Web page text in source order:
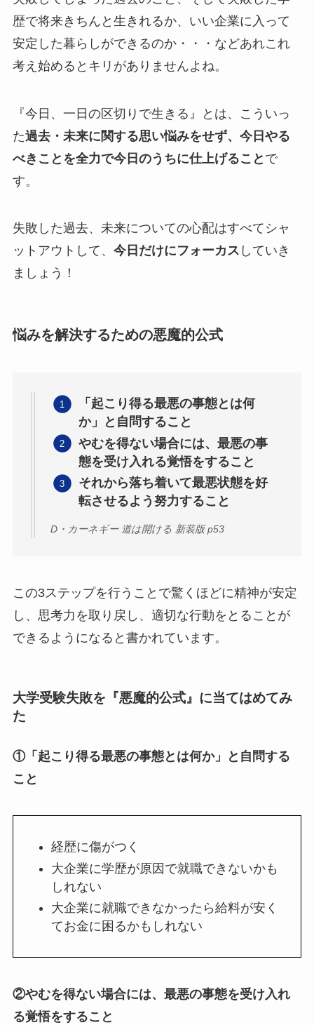
歴で将来きちんと生きれるか、いい企業に入って
安定した暮らしができるのか・・・などあれこれ
考え始めるとキリがありませんよね。
『今日、一日の区切りで生きる』とは、こういっ
た過去・未来に関する思い悩みをせず、今日やる
べきことを全力で今日のうちに仕上げること で
す。
失敗した過去、未来についての心配はすべてシャ
ットアウトして、 今日だけにフォーカス していき
ましょう！
悩みを解決するための悪魔的公式
「起こり得る最悪の事態とは何
か」と自問すること
やむを得ない場合には、最悪の事
態を受け入れる覚悟をすること
それから落ち着いて最悪状態を好
転させるよう努力すること
D・カーネギー 道は開ける 新装版 p53
この3ステップを行うことで驚くほどに精神が安定
し、思考力を取り戻し、適切な行動をとることが
できるようになると書かれています。
大学受験失敗を『悪魔的公式』に当てはめてみ
た
①「起こり得る最悪の事態とは何か」と自問する
こと
経歴に傷がつく
大企業に学歴が原因で就職できないかも
しれない
大企業に就職できなかったら給料が安く
てお金に困るかもしれない
②やむを得ない場合には、最悪の事態を受け入れ
る覚悟をすること